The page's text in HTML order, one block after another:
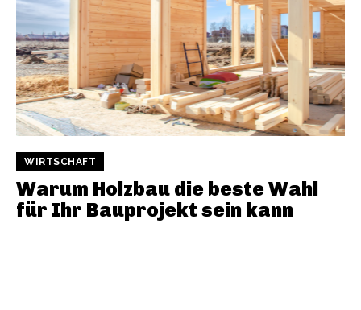
WIRTSCHAFT
Warum Holzbau die beste Wahl
für Ihr Bauprojekt sein kann